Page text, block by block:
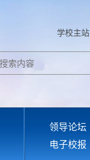
学校主站
领导论坛
电子校报